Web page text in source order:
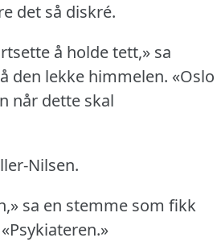
det så diskré.
å holde tett,» sa
den lekke himmelen. «Oslo
når dette skal
Nilsen.
sa en stemme som fikk
«Psykiateren.»